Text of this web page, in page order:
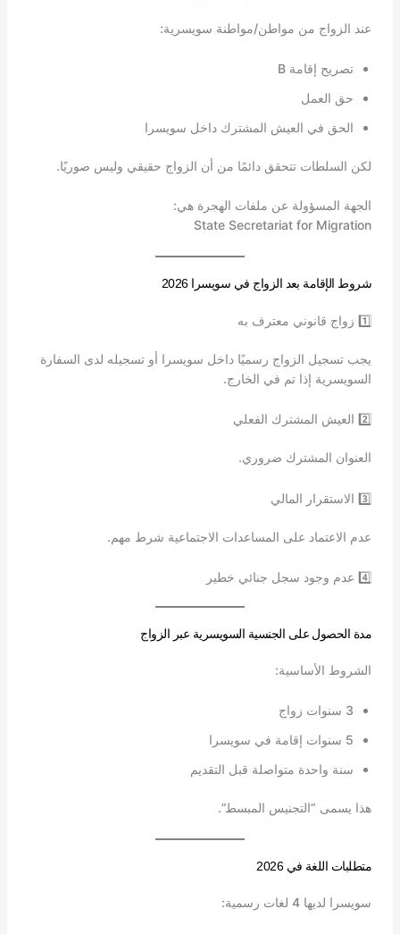
عند الزواج من مواطن/مواطنة سويسرية:
تصريح إقامة B
حق العمل
الحق في العيش المشترك داخل سويسرا
لكن السلطات تتحقق دائمًا من أن الزواج حقيقي وليس صوريًا.
الجهة المسؤولة عن ملفات الهجرة هي:
State Secretariat for Migration
شروط الإقامة بعد الزواج في سويسرا 2026
1️⃣ زواج قانوني معترف به
يجب تسجيل الزواج رسميًا داخل سويسرا أو تسجيله لدى السفارة
السويسرية إذا تم في الخارج.
2️⃣ العيش المشترك الفعلي
العنوان المشترك ضروري.
3️⃣ الاستقرار المالي
عدم الاعتماد على المساعدات الاجتماعية شرط مهم.
4️⃣ عدم وجود سجل جنائي خطير
مدة الحصول على الجنسية السويسرية عبر الزواج
الشروط الأساسية:
3 سنوات زواج
5 سنوات إقامة في سويسرا
سنة واحدة متواصلة قبل التقديم
هذا يسمى “التجنيس المبسط”.
متطلبات اللغة في 2026
سويسرا لديها 4 لغات رسمية: